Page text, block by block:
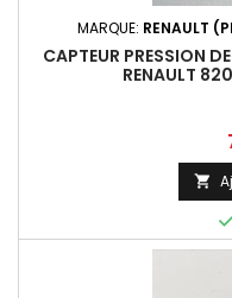
MARQUE: RENAULT
CAPTEUR PRESSION
RENAULT
